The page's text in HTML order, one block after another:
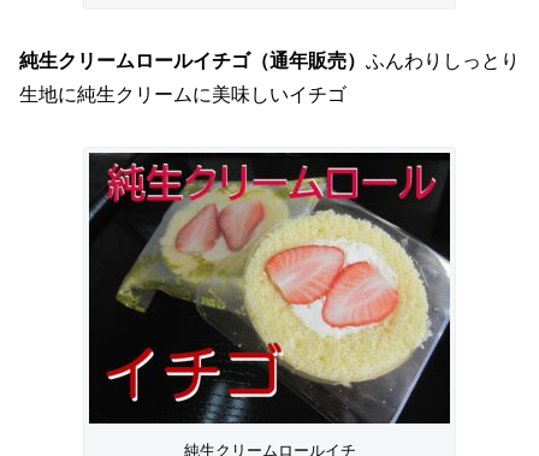
純生クリームロールイチゴ（通年販売） ふんわりしっとり
生地に純生クリームに美味しいイチゴ
純生クリームロールイチ